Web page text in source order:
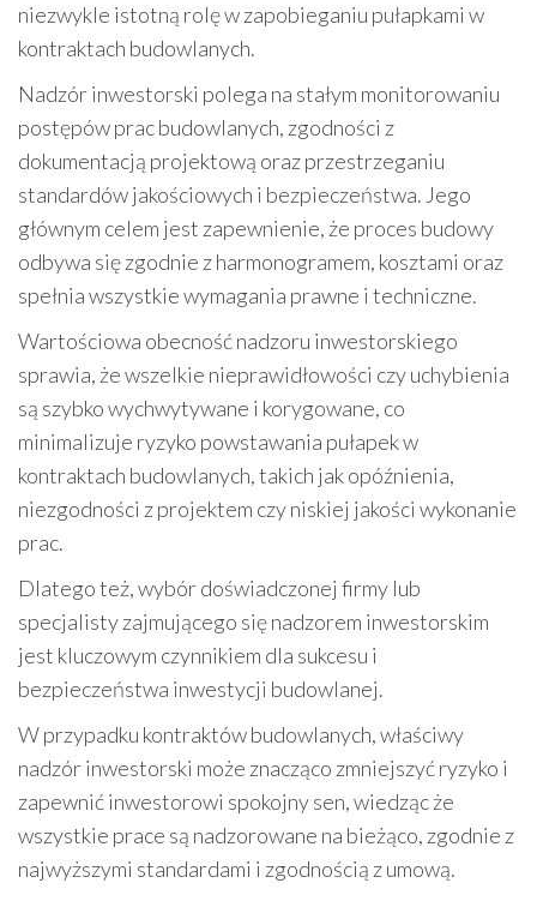
niezwykle istotną rolę w zapobieganiu pułapkami w
kontraktach budowlanych.
Nadzór inwestorski polega na stałym monitorowaniu
postępów prac budowlanych, zgodności z
dokumentacją projektową oraz przestrzeganiu
standardów jakościowych i bezpieczeństwa. Jego
głównym celem jest zapewnienie, że proces budowy
odbywa się zgodnie z harmonogramem, kosztami oraz
spełnia wszystkie wymagania prawne i techniczne.
Wartościowa obecność nadzoru inwestorskiego
sprawia, że wszelkie nieprawidłowości czy uchybienia
są szybko wychwytywane i korygowane, co
minimalizuje ryzyko powstawania pułapek w
kontraktach budowlanych, takich jak opóźnienia,
niezgodności z projektem czy niskiej jakości wykonanie
prac.
Dlatego też, wybór doświadczonej firmy lub
specjalisty zajmującego się nadzorem inwestorskim
jest kluczowym czynnikiem dla sukcesu i
bezpieczeństwa inwestycji budowlanej.
W przypadku kontraktów budowlanych, właściwy
nadzór inwestorski może znacząco zmniejszyć ryzyko i
zapewnić inwestorowi spokojny sen, wiedząc że
wszystkie prace są nadzorowane na bieżąco, zgodnie z
najwyższymi standardami i zgodnością z umową.